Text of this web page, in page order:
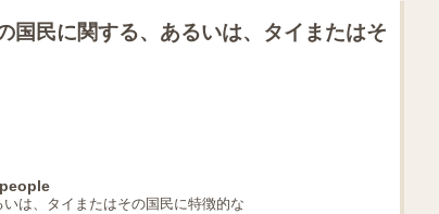
国民に関する、あるいは、タイまたはそ
は、タイまたはその国民に特徴的な